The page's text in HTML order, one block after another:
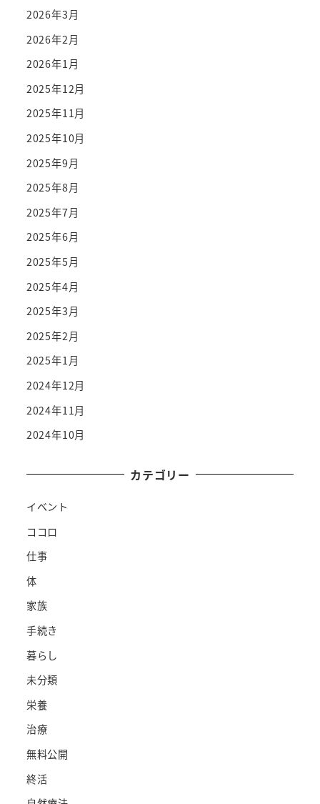
2026年3月
2026年2月
2026年1月
2025年12月
2025年11月
2025年10月
2025年9月
2025年8月
2025年7月
2025年6月
2025年5月
2025年4月
2025年3月
2025年2月
2025年1月
2024年12月
2024年11月
2024年10月
カテゴリー
イベント
ココロ
仕事
体
家族
手続き
暮らし
未分類
栄養
治療
無料公開
終活